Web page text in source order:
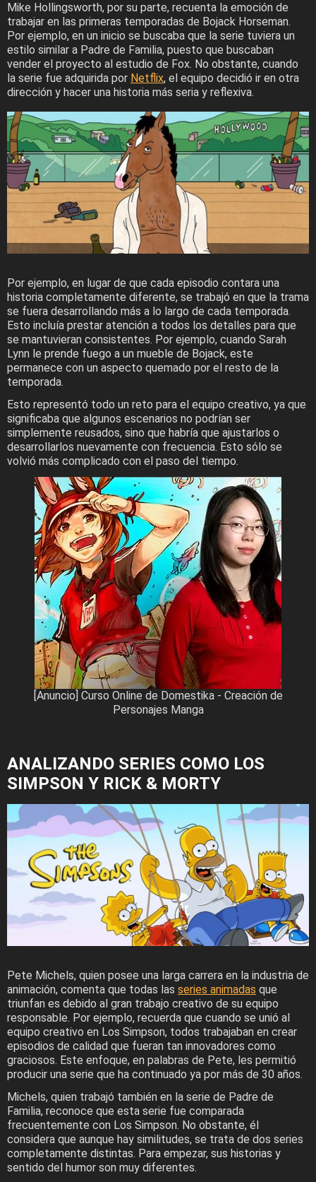
Mike Hollingsworth, por su parte, recuenta la emoción de
trabajar en las primeras temporadas de Bojack Horseman.
Por ejemplo, en un inicio se buscaba que la serie tuviera un
estilo similar a Padre de Familia, puesto que buscaban
vender el proyecto al estudio de Fox. No obstante, cuando
la serie fue adquirida por Netflix, el equipo decidió ir en otra
dirección y hacer una historia más seria y reflexiva.
Por ejemplo, en lugar de que cada episodio contara una
historia completamente diferente, se trabajó en que la trama
se fuera desarrollando más a lo largo de cada temporada.
Esto incluía prestar atención a todos los detalles para que
se mantuvieran consistentes. Por ejemplo, cuando Sarah
Lynn le prende fuego a un mueble de Bojack, este
permanece con un aspecto quemado por el resto de la
temporada.
Esto representó todo un reto para el equipo creativo, ya que
significaba que algunos escenarios no podrían ser
simplemente reusados, sino que habría que ajustarlos o
desarrollarlos nuevamente con frecuencia. Esto sólo se
volvió más complicado con el paso del tiempo.
[Anuncio] Curso Online de Domestika - Creación de
Personajes Manga
ANALIZANDO SERIES COMO LOS
SIMPSON Y RICK & MORTY
Pete Michels, quien posee una larga carrera en la industria de
animación, comenta que todas las series animadas que
triunfan es debido al gran trabajo creativo de su equipo
responsable. Por ejemplo, recuerda que cuando se unió al
equipo creativo en Los Simpson, todos trabajaban en crear
episodios de calidad que fueran tan innovadores como
graciosos. Este enfoque, en palabras de Pete, les permitió
producir una serie que ha continuado ya por más de 30 años.
Michels, quien trabajó también en la serie de Padre de
Familia, reconoce que esta serie fue comparada
frecuentemente con Los Simpson. No obstante, él
considera que aunque hay similitudes, se trata de dos series
completamente distintas. Para empezar, sus historias y
sentido del humor son muy diferentes.